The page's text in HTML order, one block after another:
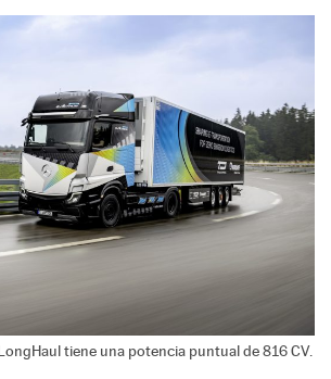
tiene una potencia puntual de 816 CV.